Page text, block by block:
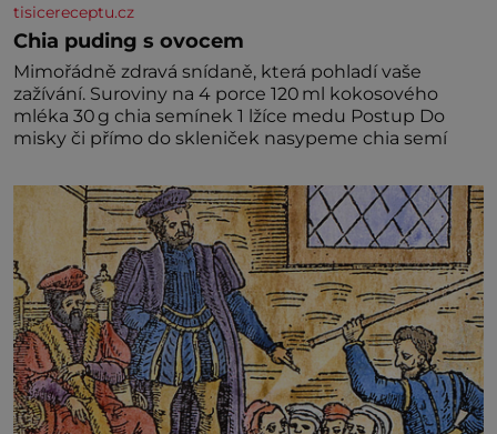
tisicereceptu.cz
Chia puding s ovocem
Mimořádně zdravá snídaně, která pohladí vaše
zažívání. Suroviny na 4 porce 120 ml kokosového
mléka 30 g chia semínek 1 lžíce medu Postup Do
misky či přímo do skleniček nasypeme chia semí